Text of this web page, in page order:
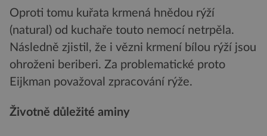
Oproti tomu kuřata krmená hnědou rýží
(natural) od kuchaře touto nemocí netrpěla.
Následně zjistil, že i vězni krmení bílou rýží jsou
ohroženi beriberi. Za problematické proto
Eijkman považoval zpracování rýže.
Životně důležité aminy